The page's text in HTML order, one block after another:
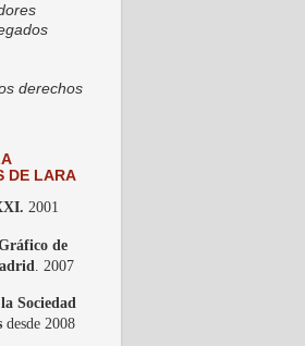
derechos
DE LARA
2001
de
. 2007
Sociedad
desde 2008